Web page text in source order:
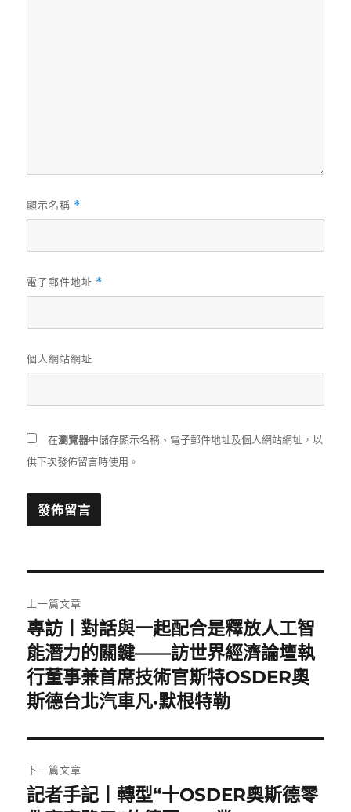
顯示名稱 *
電子郵件地址 *
個人網站網址
在瀏覽器中儲存顯示名稱、電子郵件地址及個人網站網址，以
供下次發佈留言時使用。
章
導
覽
上一篇文章
上
一
篇
文
章:
專訪丨對話與一起配合是釋放人工智
能潛力的關鍵——訪世界經濟論壇執
行董事兼首席技術官斯特OSDER奧
斯德台北汽車凡·默根特勒
下一篇文章
下
記者手記丨轉型“十OSDER奧斯德零